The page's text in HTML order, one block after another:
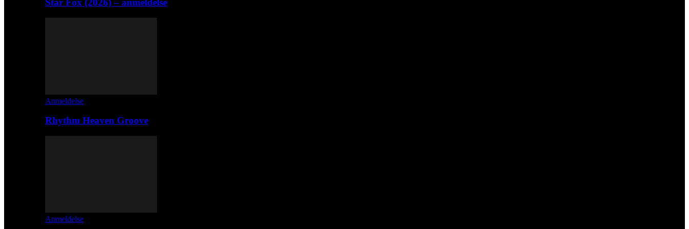
Star Fox (2026) – anmeldelse
Anmeldelse
Rhythm Heaven Groove
Anmeldelse